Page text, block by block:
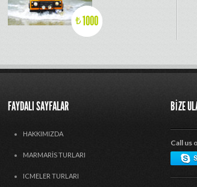
₺1000
FAYDALI SAYFALAR
HAKKIMIZDA
MARMARIS TURLARI
ICMELER TURLARI
BIZE
Call us